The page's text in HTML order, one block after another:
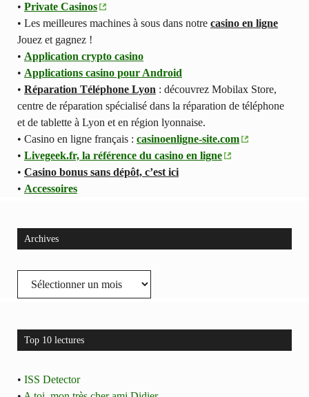
• Private Casinos
• Les meilleures machines à sous dans notre casino en ligne
Jouez et gagnez !
• Application crypto casino
• Applications casino pour Android
• Réparation Téléphone Lyon : découvrez Mobilax Store,
centre de réparation spécialisé dans la réparation de téléphone
et de tablette à Lyon et en région lyonnaise.
• Casino en ligne français : casinoenligne-site.com
• Livegeek.fr, la référence du casino en ligne
• Casino bonus sans dépôt, c’est ici
• Accessoires
Archives
Archives
Top 10 lectures
• ISS Detector